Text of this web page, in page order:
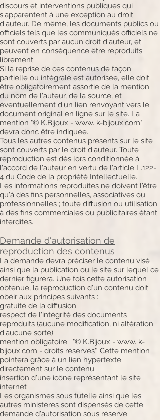
discours et interventions publiques qui
s'apparentent à une exception au droit
d'auteur. De même, les documents publics ou
officiels tels que les communiqués officiels ne
sont couverts par aucun droit d'auteur, et
peuvent en conséquence être reproduits
librement.
Si la reprise de ces contenus de façon
partielle ou intégrale est autorisée, elle doit
être obligatoirement assortie de la mention
du nom de l'auteur, de la source, et
éventuellement d'un lien renvoyant vers le
document original en ligne sur le site. La
mention "© K.Bijoux - www. k-bijoux.com"
devra donc être indiquée.
Tous les autres contenus présents sur le site
sont couverts par le droit d'auteur. Toute
reproduction est dès lors conditionnée à
l'accord de l'auteur en vertu de l'article L.122-
4 du Code de la propriété Intellectuelle.
Les informations reproduites ne doivent l'être
qu'à des fins personnelles, associatives ou
professionnelles ; toute diffusion ou utilisation
à des fins commerciales ou publicitaires étant
interdites.
Demande d'autorisation de
reproduction des contenus
La demande devra préciser le contenu visé
ainsi que la publication ou le site sur lequel ce
dernier figurera. Une fois cette autorisation
obtenue, la reproduction d'un contenu doit
obéir aux principes suivants :
gratuité de la diffusion
respect de l'intégrité des documents
reproduits (aucune modification, ni altération
d'aucune sorte)
mention obligatoire : "© K.Bijoux - www. k-
bijoux.com - droits réservés". Cette mention
pointera grâce à un lien hypertexte
directement sur le contenu
insertion d'une icône représentant le site
internet
Les organismes sous tutelle ainsi que les
autres ministères sont dispensés de cette
demande d'autorisation sous réserve